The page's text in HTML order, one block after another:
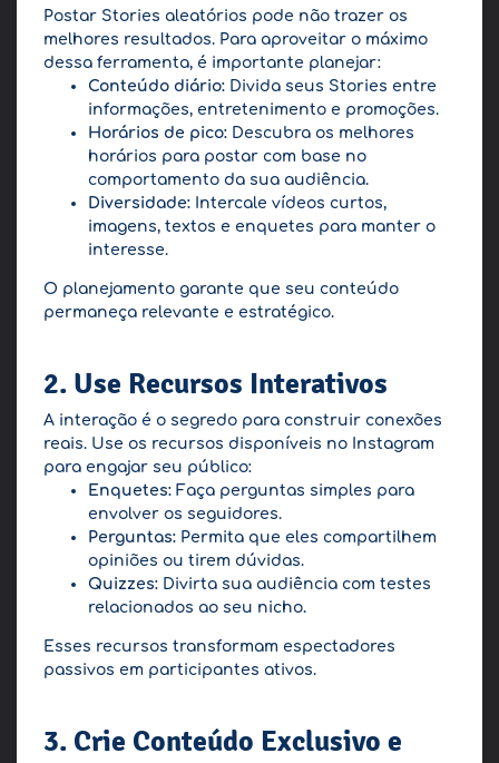
Postar Stories aleatórios pode não trazer os
melhores resultados. Para aproveitar o máximo
dessa ferramenta, é importante planejar:
Conteúdo diário: Divida seus Stories entre
informações, entretenimento e promoções.
Horários de pico: Descubra os melhores
horários para postar com base no
comportamento da sua audiência.
Diversidade: Intercale vídeos curtos,
imagens, textos e enquetes para manter o
interesse.
O planejamento garante que seu conteúdo
permaneça relevante e estratégico.
2. Use Recursos Interativos
A interação é o segredo para construir conexões
reais. Use os recursos disponíveis no Instagram
para engajar seu público:
Enquetes: Faça perguntas simples para
envolver os seguidores.
Perguntas: Permita que eles compartilhem
opiniões ou tirem dúvidas.
Quizzes: Divirta sua audiência com testes
relacionados ao seu nicho.
Esses recursos transformam espectadores
passivos em participantes ativos.
3. Crie Conteúdo Exclusivo e